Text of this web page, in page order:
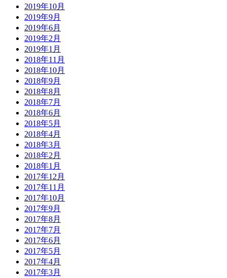
2019年10月
2019年9月
2019年6月
2019年2月
2019年1月
2018年11月
2018年10月
2018年9月
2018年8月
2018年7月
2018年6月
2018年5月
2018年4月
2018年3月
2018年2月
2018年1月
2017年12月
2017年11月
2017年10月
2017年9月
2017年8月
2017年7月
2017年6月
2017年5月
2017年4月
2017年3月